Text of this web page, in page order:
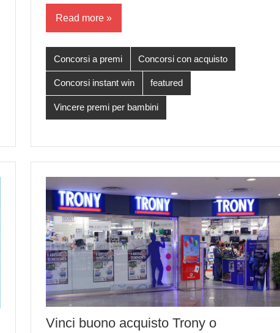
Read more
Concorsi a premi Concorsi con acquisto
Concorsi instant win featured
Vincere premi per bambini
Vinci buono acquisto Trony o